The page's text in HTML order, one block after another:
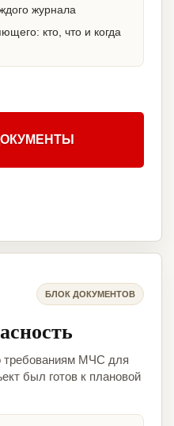
журнала
кто, что и когда
БЛОК ДОКУМЕНТОВ
требованиям МЧС для
был готов к плановой